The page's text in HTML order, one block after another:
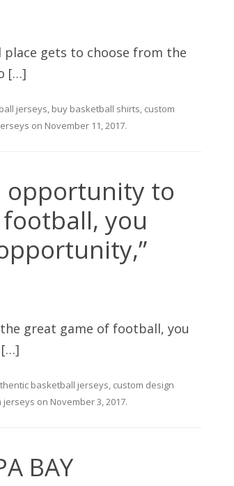
place gets to choose from the
[…]
jerseys, buy basketball shirts, custom
on November 11, 2017.
opportunity to
you
great game of football, you
[…]
basketball jerseys, custom design
jerseys on November 3, 2017.
BAY